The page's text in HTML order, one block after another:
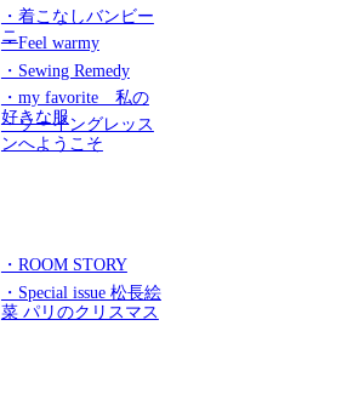
・着こなしバンビー
ニ
・Feel warmy
・Sewing Remedy
・my favorite 私の
好きな服
・ソーイングレッス
ンへようこそ
・ROOM STORY
・Special issue 松長絵
菜 パリのクリスマス